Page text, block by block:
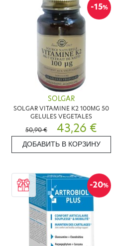
-15%
SOLGAR
SOLGAR VITAMINE K2 100ΜG 50
GELULES VEGETALES
50,90 €
43,26 €
ДОБАВИТЬ В КОРЗИНУ
-20%